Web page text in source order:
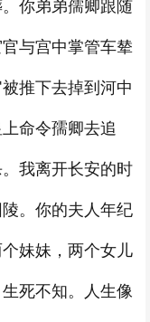
你弟弟孺卿跟随
与宫中掌管车辇
推下去掉到河中
命令孺卿去追
我离开长安的时
。你的夫人年纪
妹妹，两个女儿
死不知。人生像